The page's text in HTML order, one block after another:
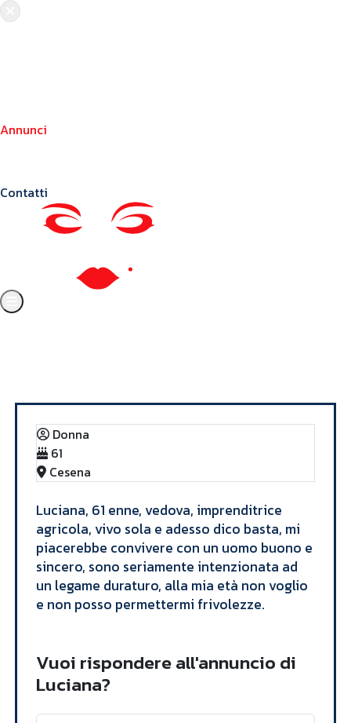
Annunci
Contatti
Annunci
Donna
61
Cesena
Luciana, 61 enne, vedova, imprenditrice
agricola, vivo sola e adesso dico basta, mi
piacerebbe convivere con un uomo buono e
sincero, sono seriamente intenzionata ad
un legame duraturo, alla mia età non voglio
e non posso permettermi frivolezze.
Vuoi rispondere all'annuncio di
Luciana?